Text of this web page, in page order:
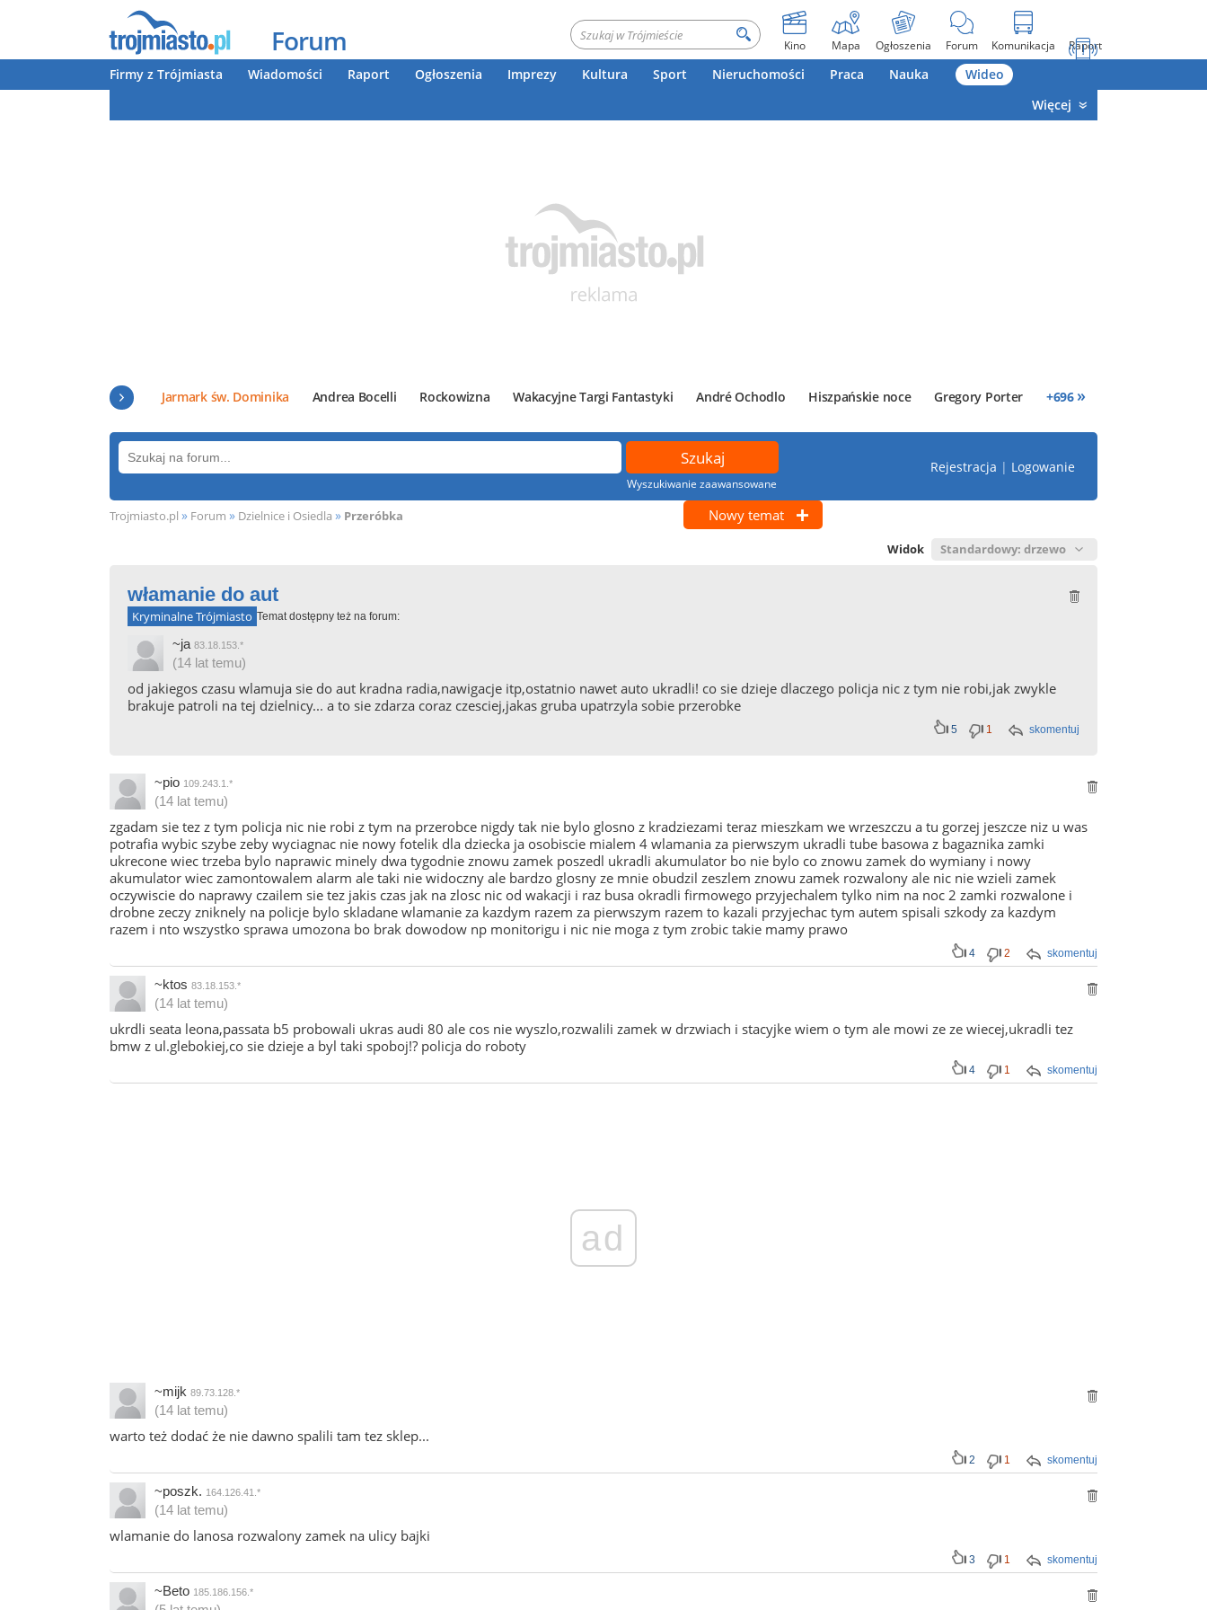
Forum Kino Mapa Ogłoszenia Forum Komunikacja Raport
Firmy z Trójmiasta Wiadomości Raport Ogłoszenia Imprezy Kultura Sport Nieruchomości Praca Nauka
Wideo
Więcej
Jarmark św. Dominika Andrea Bocelli Rockowizna Wakacyjne Targi Fantastyki André Ochodlo Hiszpańskie noce Gregory Porter +696 »
Wyszukiwanie zaawansowane
Rejestracja | Logowanie
Trojmiasto.pl » Forum » Dzielnice i Osiedla » Przeróbka Nowy temat
Widok
włamanie do aut
Kryminalne Trójmiasto Temat dostępny też na forum:
~ja 83.18.153.*
(14 lat temu)
od jakiegos czasu wlamuja sie do aut kradna radia,nawigacje itp,ostatnio nawet auto ukradli! co sie dzieje dlaczego policja nic z tym nie robi,jak zwykle
brakuje patroli na tej dzielnicy... a to sie zdarza coraz czesciej,jakas gruba upatrzyla sobie przerobke
skomentuj
5 1
~pio 109.243.1.*
(14 lat temu)
zgadam sie tez z tym policja nic nie robi z tym na przerobce nigdy tak nie bylo glosno z kradziezami teraz mieszkam we wrzeszczu a tu gorzej jeszcze niz u was
potrafia wybic szybe zeby wyciagnac nie nowy fotelik dla dziecka ja osobiscie mialem 4 wlamania za pierwszym ukradli tube basowa z bagaznika zamki
ukrecone wiec trzeba bylo naprawic minely dwa tygodnie znowu zamek poszedl ukradli akumulator bo nie bylo co znowu zamek do wymiany i nowy
akumulator wiec zamontowalem alarm ale taki nie widoczny ale bardzo glosny ze mnie obudzil zeszlem znowu zamek rozwalony ale nic nie wzieli zamek
oczywiscie do naprawy czailem sie tez jakis czas jak na zlosc nic od wakacji i raz busa okradli firmowego przyjechalem tylko nim na noc 2 zamki rozwalone i
drobne zeczy zniknely na policje bylo skladane wlamanie za kazdym razem za pierwszym razem to kazali przyjechac tym autem spisali szkody za kazdym
razem i nto wszystko sprawa umozona bo brak dowodow np monitorigu i nic nie moga z tym zrobic takie mamy prawo
skomentuj
4 2
~ktos 83.18.153.*
(14 lat temu)
ukrdli seata leona,passata b5 probowali ukras audi 80 ale cos nie wyszlo,rozwalili zamek w drzwiach i stacyjke wiem o tym ale mowi ze ze wiecej,ukradli tez
bmw z ul.glebokiej,co sie dzieje a byl taki spoboj!? policja do roboty
skomentuj
4 1
ad
~mijk 89.73.128.*
(14 lat temu)
warto też dodać że nie dawno spalili tam tez sklep...
skomentuj
2 1
~poszk. 164.126.41.*
(14 lat temu)
wlamanie do lanosa rozwalony zamek na ulicy bajki
skomentuj
3 1
~Beto 185.186.156.*